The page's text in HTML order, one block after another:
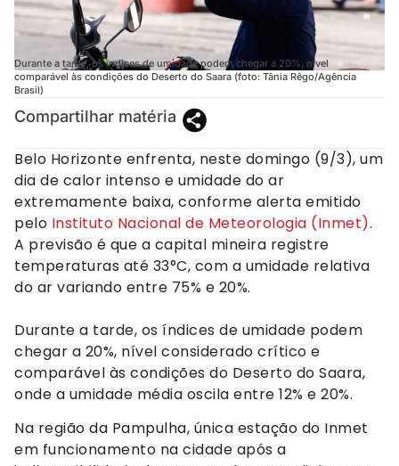
Durante a tarde, os índices de umidade podem chegar a 20%, nível
comparável às condições do Deserto do Saara (foto: Tânia Rêgo/Agência
Brasil)
Compartilhar matéria
Belo Horizonte enfrenta, neste domingo (9/3), um
dia de calor intenso e umidade do ar
extremamente baixa, conforme alerta emitido
pelo Instituto Nacional de Meteorologia (Inmet).
A previsão é que a capital mineira registre
temperaturas até 33°C, com a umidade relativa
do ar variando entre 75% e 20%.
Durante a tarde, os índices de umidade podem
chegar a 20%, nível considerado crítico e
comparável às condições do Deserto do Saara,
onde a umidade média oscila entre 12% e 20%.
Na região da Pampulha, única estação do Inmet
em funcionamento na cidade após a